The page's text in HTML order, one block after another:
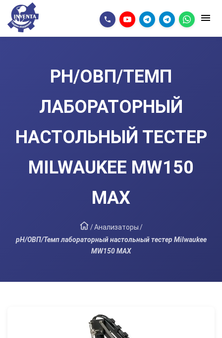
PH/ОВП/ТЕМП
ЛАБОРАТОРНЫЙ
НАСТОЛЬНЫЙ ТЕСТЕР
MILWAUKEE MW150
MAX
/Анализаторы/
pH/ОВП/Темп лабораторный настольный тестер Milwaukee
MW150 MAX